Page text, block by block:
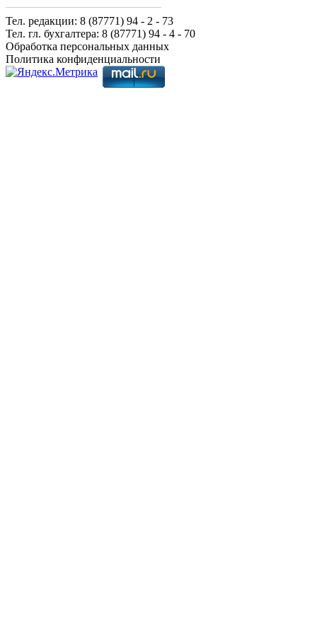
Тел. редакции: 8 (87771) 94 - 2 - 73
Тел. гл. бухгалтера: 8 (87771) 94 - 4 - 70
Обработка персональных данных
Политика конфиденциальности